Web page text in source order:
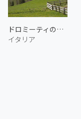
ドロミーティのデュレンシュタイン 2
イタリア